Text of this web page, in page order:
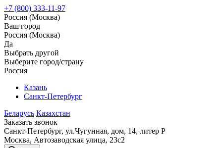
+7 (800) 333-11-97
Россия (Москва)
Ваш город
Россия (Москва)
Да
Выбрать другой
Выберите город/страну
Россия
Казань
Санкт-Петербург
Беларусь Казахстан
Заказать звонок
Санкт-Петербург, ул.Чугунная, дом, 14, литер Р
Москва, Автозаводская улица, 23с2